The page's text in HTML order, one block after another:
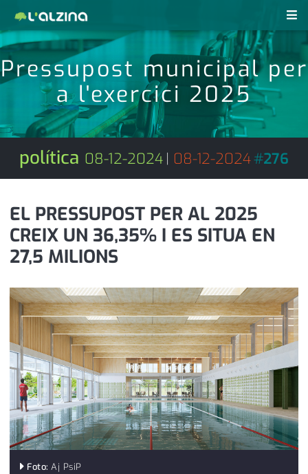
últimes notícies
activitats
agenda
empresa
esports
medi ambient
opinió
política
promo serveis
reportatge
revistes pdf
anunciants
subscripció
contacte
telèfons
calendari
Pressupost municipal per
a l'exercici 2025
política 08-12-2024 | 08-12-2024#276
EL PRESSUPOST PER AL 2025
CREIX UN 36,35% I ES SITUA EN
27,5 MILIONS
Foto: Aj PsiP